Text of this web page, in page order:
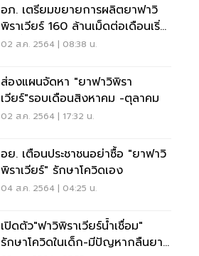
อภ. เตรียมขยายการผลิตยาฟาวิ
พิราเวียร์ 160 ล้านเม็ดต่อเดือนเริ่ม
ตค.นี้
02 ส.ค. 2564 | 08:38 น.
ส่องแผนจัดหา "ยาฟาวิพิรา
เวียร์"รอบเดือนสิงหาคม -ตุลาคม
02 ส.ค. 2564 | 17:32 น.
อย. เตือนประชาชนอย่าซื้อ "ยาฟาวิ
พิราเวียร์" รักษาโควิดเอง
04 ส.ค. 2564 | 04:25 น.
เปิดตัว"ฟาวิพิราเวียร์น้ำเชื่อม"
รักษาโควิดในเด็ก-มีปัญหากลืนยา